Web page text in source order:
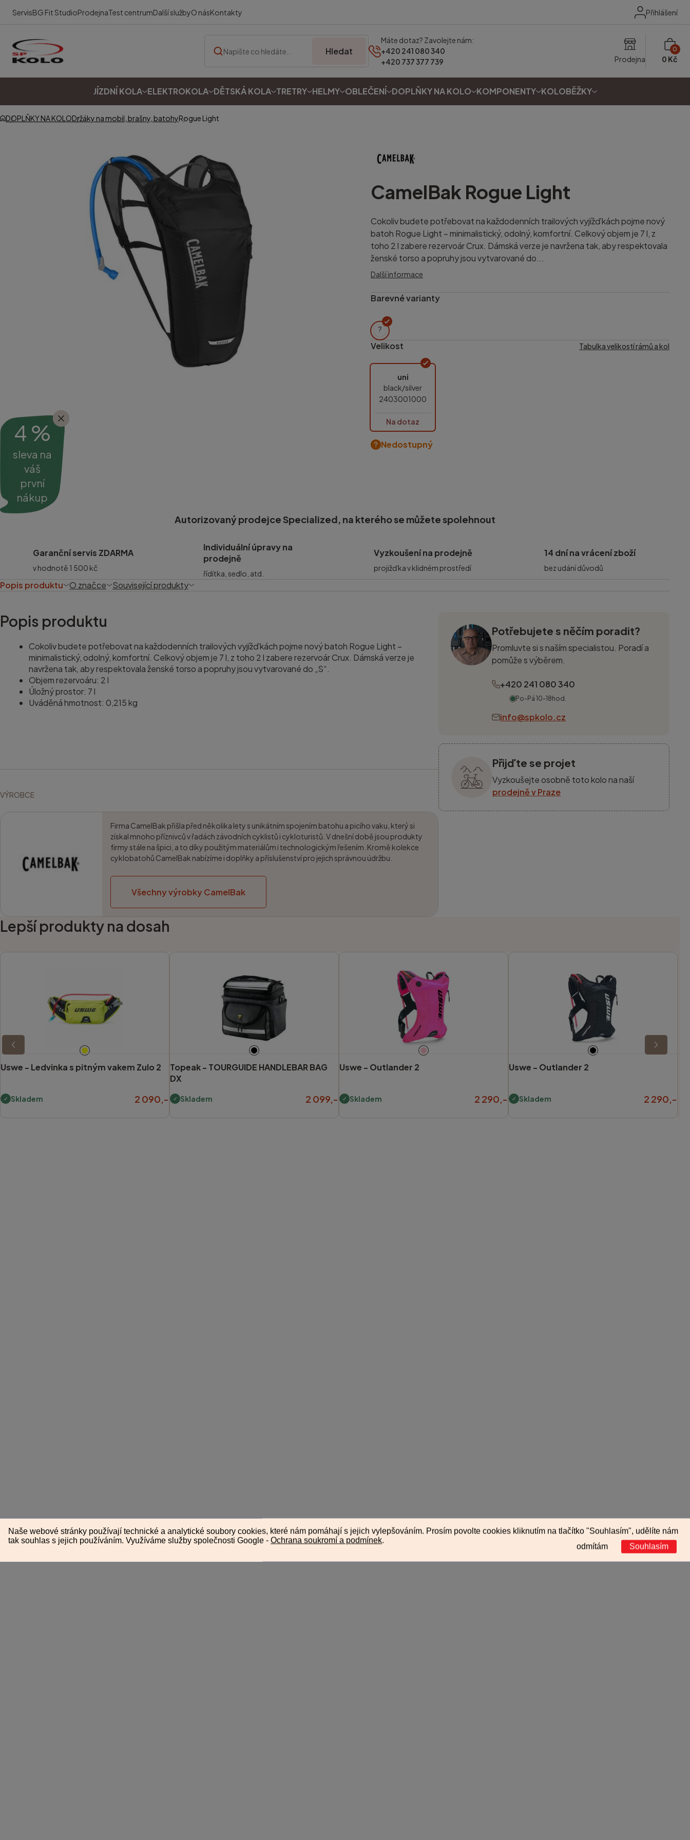
ServisBG Fit StudioProdejnaTest centrumDalší službyO násKontakty Přihlášení
Hledat
Máte dotaz? Zavolejte nám:
+420 241 080 340
+420 737 377 739
Prodejna
0
0 Kč
JÍZDNÍ KOLA ELEKTROKOLA DĚTSKÁ KOLA TRETRY HELMY OBLEČENÍ DOPLŇKY NA KOLO KOMPONENTY KOLOBĚŽKY
DOPLŇKY NA KOLODržáky na mobil, brašny, batohyRogue Light
CamelBak Rogue Light
4 %
sleva na
váš
první
nákup
Cokoliv budete potřebovat na každodenních trailových vyjížďkách pojme nový
batoh Rogue Light – minimalistický, odolný, komfortní. Celkový objem je 7 l, z
toho 2 l zabere rezervoár Crux. Dámská verze je navržena tak, aby respektovala
ženské torso a popruhy jsou vytvarované do...
Další informace
Barevné varianty
?
Velikost Tabulka velikostí rámů a kol
uni
black/silver
2403001000
Na dotaz
Nedostupný
Autorizovaný prodejce Specialized, na kterého se můžete spolehnout
Garanční servis ZDARMA
v hodnotě 1 500 kč
Individuální úpravy na
prodejně
řídítka, sedlo, atd.
Vyzkoušení na prodejně
projižďka v klidném prostředí
14 dní na vrácení zboží
bez udání důvodů
Popis produktu O značce Související produkty
Popis produktu
Cokoliv budete potřebovat na každodenních trailových vyjížďkách pojme nový batoh Rogue Light –
minimalistický, odolný, komfortní. Celkový objem je 7 l, z toho 2 l zabere rezervoár Crux. Dámská verze je
navržena tak, aby respektovala ženské torso a popruhy jsou vytvarované do „S“.
Objem rezervoáru: 2 l
Úložný prostor: 7 l
Uváděná hmotnost: 0,215 kg
VÝROBCE
Firma CamelBak přišla před několika lety s unikátním spojením batohu a picího vaku, který si
získal mnoho příznivců v řadách závodních cyklistů i cykloturistů. V dnešní době jsou produkty
firmy stále na špici, a to díky použitým materiálům i technologickým řešením. Kromě kolekce
cyklobatohů CamelBak nabízíme i doplňky a příslušenství pro jejich správnou údržbu.
Všechny výrobky CamelBak
Potřebujete s něčím poradit?
Promluvte si s naším specialistou. Poradí a
pomůže s výběrem.
+420 241 080 340
Po-Pá 10-18hod.
info@spkolo.cz
Přijďte se projet
Vyzkoušejte osobně toto kolo na naší
prodejně v Praze
Lepší produkty na dosah
Uswe - Ledvinka s pitným vakem Zulo 2
Skladem 2 090,-
Topeak - TOURGUIDE HANDLEBAR BAG
DX
Skladem 2 099,-
Uswe - Outlander 2
Skladem 2 290,-
Uswe - Outlander 2
Skladem 2 290,-